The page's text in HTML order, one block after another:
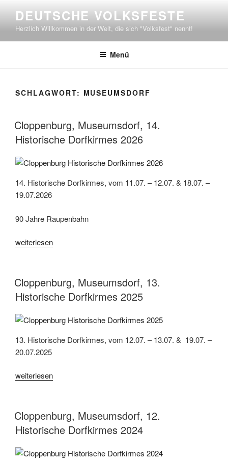
springen
DEUTSCHE VOLKSFESTE
Herzlich Willkommen in der Welt, die sich "Volksfest" nennt!
Menü
SCHLAGWORT: MUSEUMSDORF
Cloppenburg, Museumsdorf, 14.
Historische Dorfkirmes 2026
14. Historische Dorfkirmes, vom 11.07. – 12.07. & 18.07. –
19.07.2026
90 Jahre Raupenbahn
„Cloppenburg,
Historische
Dorfkirmes
2026“
weiterlesen
Cloppenburg, Museumsdorf, 13.
Historische Dorfkirmes 2025
13. Historische Dorfkirmes, vom 12.07. – 13.07. & 19.07. –
20.07.2025
„Cloppenburg,
Historische
Dorfkirmes
2025“
weiterlesen
Cloppenburg, Museumsdorf, 12.
Historische Dorfkirmes 2024